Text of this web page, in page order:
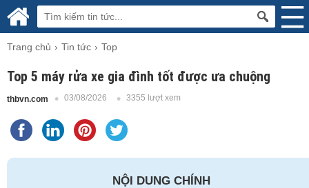
Trang chủ Tin tức Top
Top 5 máy rửa xe gia đình tốt được ưa chuộng
thbvn.com 03/08/2026 3355 lượt xem
NỘI DUNG CHÍNH